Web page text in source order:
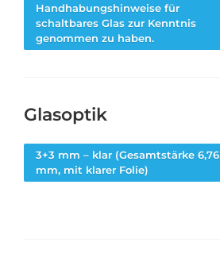
Handhabungshinweise für
schaltbares Glas zur Kenntnis
genommen zu haben.
Glasoptik
3+3 mm – klar (Gesamtstärke 6,76
mm, mit klarer Folie)